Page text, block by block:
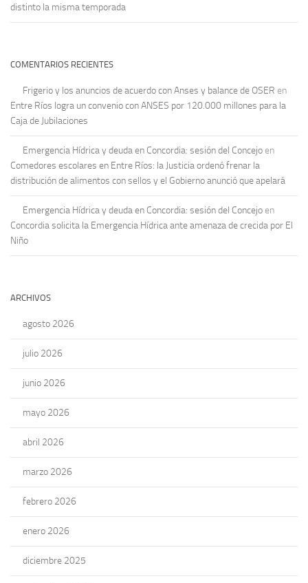
distinto la misma temporada
COMENTARIOS RECIENTES
Frigerio y los anuncios de acuerdo con Anses y balance de OSER en
Entre Ríos logra un convenio con ANSES por 120.000 millones para la
Caja de Jubilaciones
Emergencia Hídrica y deuda en Concordia: sesión del Concejo en
Comedores escolares en Entre Ríos: la Justicia ordenó frenar la
distribución de alimentos con sellos y el Gobierno anunció que apelará
Emergencia Hídrica y deuda en Concordia: sesión del Concejo en
Concordia solicita la Emergencia Hídrica ante amenaza de crecida por El
Niño
ARCHIVOS
agosto 2026
julio 2026
junio 2026
mayo 2026
abril 2026
marzo 2026
febrero 2026
enero 2026
diciembre 2025